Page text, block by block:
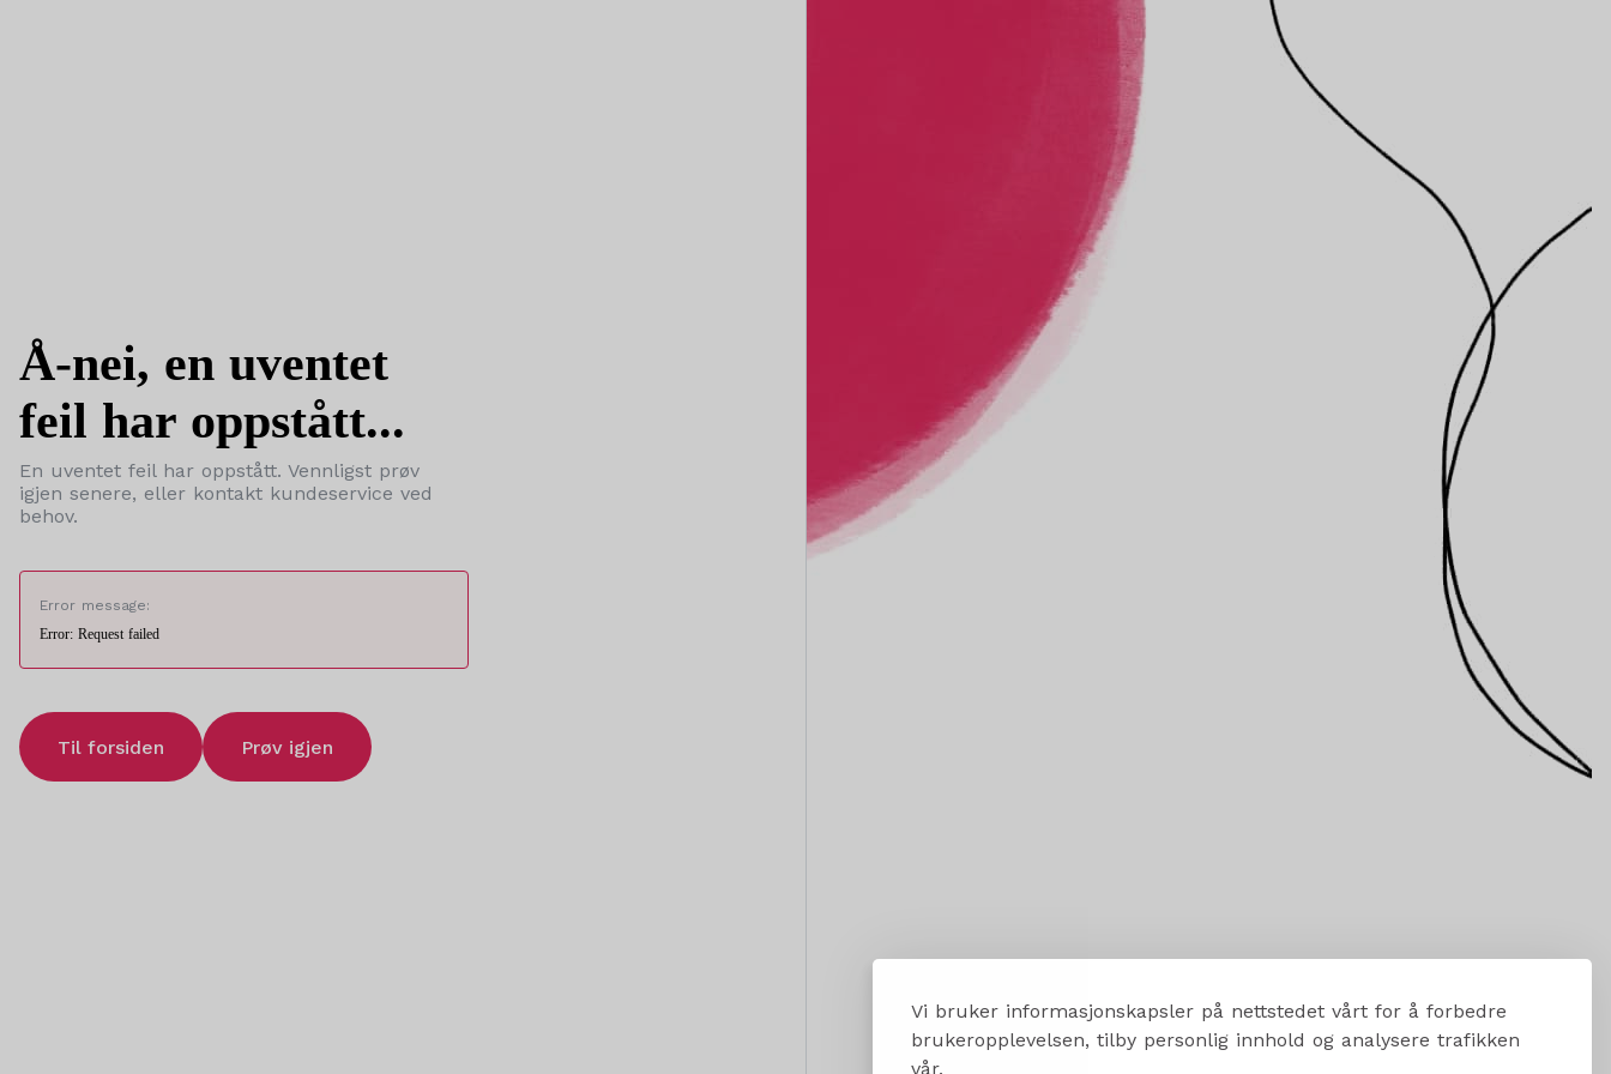
Vi bruker informasjonskapsler på nettstedet vårt for å forbedre
brukeropplevelsen, tilby personlig innhold og analysere trafikken
vår.
Å-nei, en uventet
feil har oppstått...
En uventet feil har oppstått. Vennligst prøv
igjen senere, eller kontakt kundeservice ved
behov.
Error message:
Error: Request failed
Til forsiden Prøv igjen